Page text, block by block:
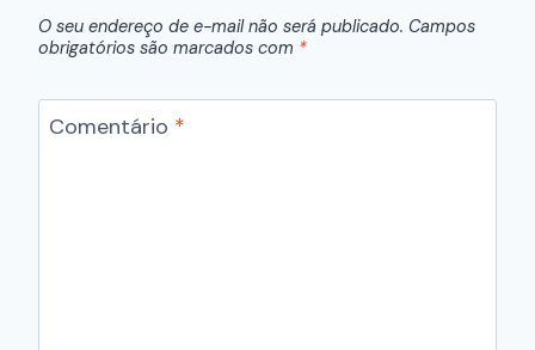
O seu endereço de e-mail não será publicado. Campos
obrigatórios são marcados com *
Comentário *